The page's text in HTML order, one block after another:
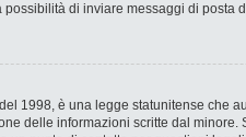
di inviare messaggi di
1998, è una legge statunitense
delle informazioni scritte dal